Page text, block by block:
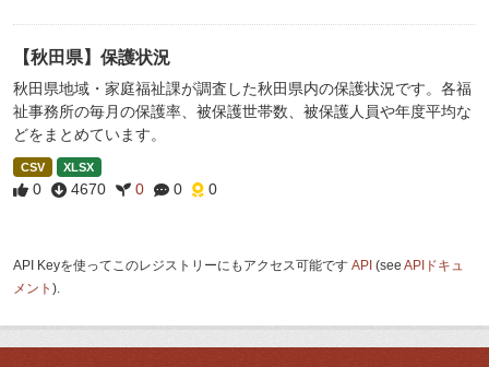
【秋田県】保護状況
秋田県地域・家庭福祉課が調査した秋田県内の保護状況です。各福
祉事務所の毎月の保護率、被保護世帯数、被保護人員や年度平均な
どをまとめています。
CSV XLSX
0 4670 0 0 0
API Keyを使ってこのレジストリーにもアクセス可能です API (see APIドキュ
メント ).